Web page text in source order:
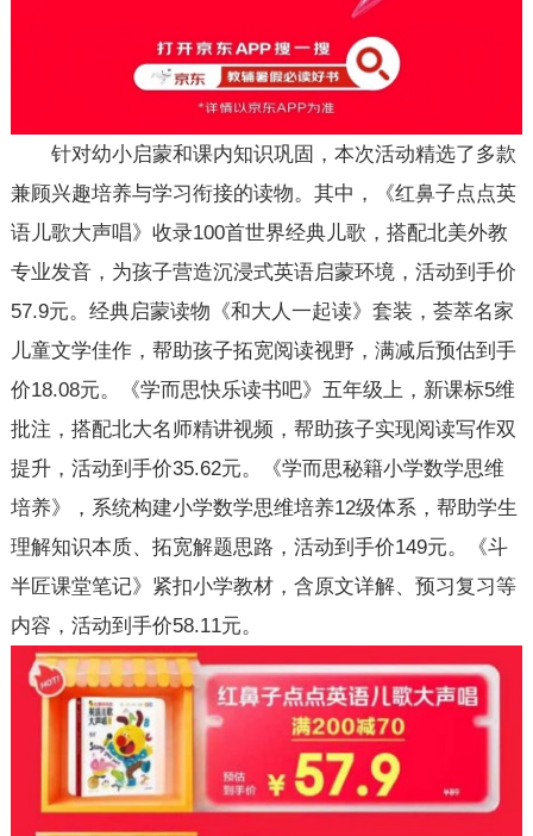
针对幼小启蒙和课内知识巩固，本次活动精选了多款
兼顾兴趣培养与学习衔接的读物。其中，《红鼻子点点英
语儿歌大声唱》收录100首世界经典儿歌，搭配北美外教
专业发音，为孩子营造沉浸式英语启蒙环境，活动到手价
57.9元。经典启蒙读物《和大人一起读》套装，荟萃名家
儿童文学佳作，帮助孩子拓宽阅读视野，满减后预估到手
价18.08元。《学而思快乐读书吧》五年级上，新课标5维
批注，搭配北大名师精讲视频，帮助孩子实现阅读写作双
提升，活动到手价35.62元。《学而思秘籍小学数学思维
培养》，系统构建小学数学思维培养12级体系，帮助学生
理解知识本质、拓宽解题思路，活动到手价149元。《斗
半匠课堂笔记》紧扣小学教材，含原文详解、预习复习等
内容，活动到手价58.11元。